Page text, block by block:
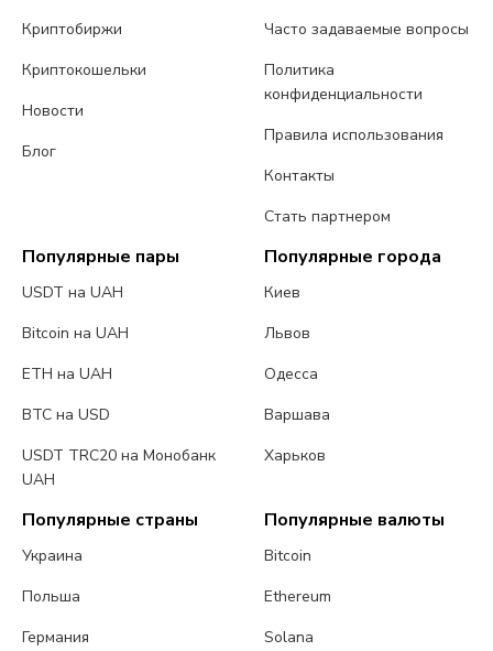
Криптобиржи
Криптокошельки
Новости
Блог
Часто задаваемые вопросы
Политика
конфиденциальности
Правила использования
Контакты
Стать партнером
Популярные пары
USDT на UAH
Bitcoin на UAH
ETH на UAH
BTC на USD
USDT TRC20 на Монобанк
UAH
Популярные города
Киев
Львов
Одесса
Варшава
Харьков
Популярные страны
Украина
Польша
Германия
Популярные валюты
Bitcoin
Ethereum
Solana